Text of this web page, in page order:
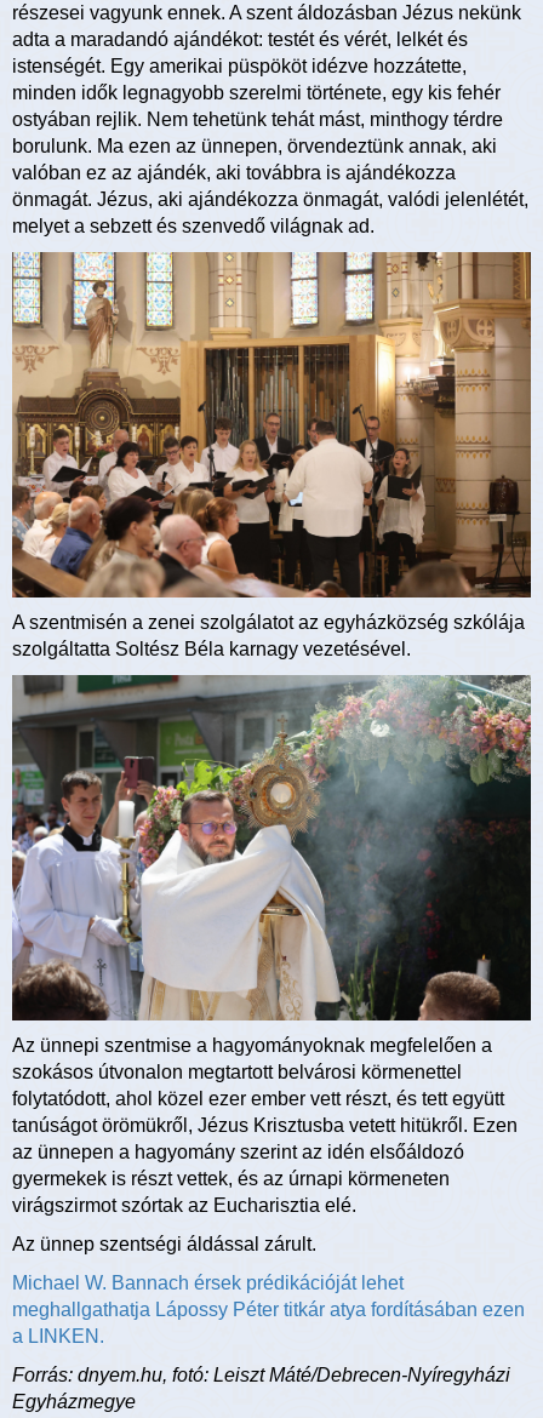
részesei vagyunk ennek. A szent áldozásban Jézus nekünk
adta a maradandó ajándékot: testét és vérét, lelkét és
istenségét. Egy amerikai püspököt idézve hozzátette,
minden idők legnagyobb szerelmi története, egy kis fehér
ostyában rejlik. Nem tehetünk tehát mást, minthogy térdre
borulunk. Ma ezen az ünnepen, örvendeztünk annak, aki
valóban ez az ajándék, aki továbbra is ajándékozza
önmagát. Jézus, aki ajándékozza önmagát, valódi jelenlétét,
melyet a sebzett és szenvedő világnak ad.
A szentmisén a zenei szolgálatot az egyházközség szkólája
szolgáltatta Soltész Béla karnagy vezetésével.
Az ünnepi szentmise a hagyományoknak megfelelően a
szokásos útvonalon megtartott belvárosi körmenettel
folytatódott, ahol közel ezer ember vett részt, és tett együtt
tanúságot örömükről, Jézus Krisztusba vetett hitükről. Ezen
az ünnepen a hagyomány szerint az idén elsőáldozó
gyermekek is részt vettek, és az úrnapi körmeneten
virágszirmot szórtak az Eucharisztia elé.
Az ünnep szentségi áldással zárult.
Michael W. Bannach érsek prédikációját lehet
meghallgathatja Lápossy Péter titkár atya fordításában ezen
a LINKEN.
Forrás: dnyem.hu, fotó: Leiszt Máté/Debrecen-Nyíregyházi
Egyházmegye